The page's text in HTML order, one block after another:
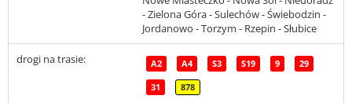
- Zielona Góra - Sulechów - Świebodzin -
Jordanowo - Torzym - Rzepin - Słubice
drogi na trasie: A2 A4 S3 S19 9 29
31 878